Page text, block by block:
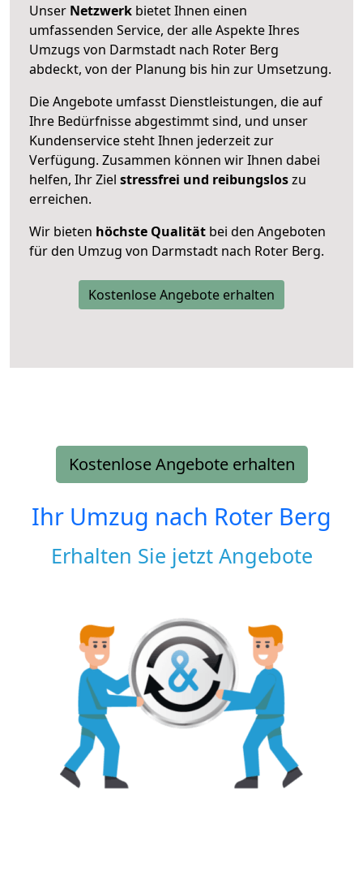
Unser Netzwerk bietet Ihnen einen
umfassenden Service, der alle Aspekte Ihres
Umzugs von Darmstadt nach Roter Berg
abdeckt, von der Planung bis hin zur Umsetzung.
Die Angebote umfasst Dienstleistungen, die auf
Ihre Bedürfnisse abgestimmt sind, und unser
Kundenservice steht Ihnen jederzeit zur
Verfügung. Zusammen können wir Ihnen dabei
helfen, Ihr Ziel stressfrei und reibungsloszu
erreichen.
Wir bieten höchste Qualität bei den Angeboten
für den Umzug von Darmstadt nach Roter Berg.
Kostenlose Angebote erhalten
Kostenlose Angebote erhalten
Ihr Umzug nach Roter Berg
Erhalten Sie jetzt Angebote